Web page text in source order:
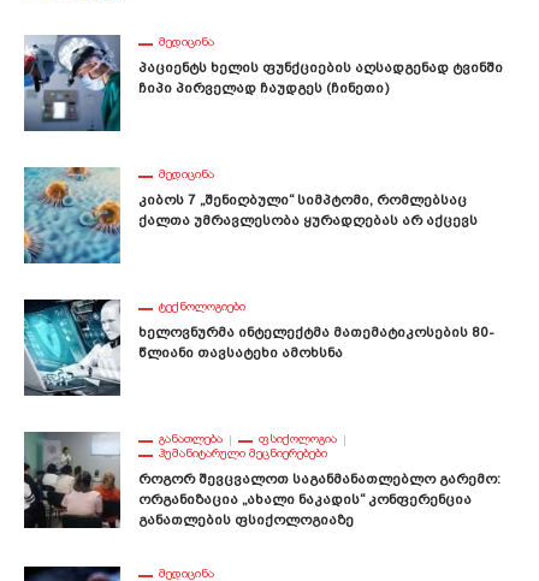
ᲛᲔᲓᲘᲪᲘᲜᲐ
Პაციენტს Ხელის Ფუნქციების Აღსადგენად Ტვინში
Ჩიპი Პირველად Ჩაუდგეს (ჩინეთი)
ᲛᲔᲓᲘᲪᲘᲜᲐ
Კიბოს 7 „შენიღბული“ Სიმპტომი, Რომლებსაც
Ქალთა Უმრავლესობა Ყურადღებას Არ Აქცევს
ᲢᲔᲥᲜᲝᲚᲝᲒᲘᲔᲑᲘ
Ხელოვნურმა Ინტელექტმა Მათემატიკოსების 80-
Წლიანი Თავსატეხი Ამოხსნა
ᲒᲐᲜᲐᲗᲚᲔᲑᲐ
ᲤᲡᲘᲥᲝᲚᲝᲒᲘᲐ
ᲰᲣᲛᲐᲜᲘᲢᲐᲠᲣᲚᲘ ᲛᲔᲪᲜᲘᲔᲠᲔᲑᲔᲑᲘ
Როგორ Შევცვალოთ Საგანმანათლებლო Გარემო:
Ორგანიზაცია „ახალი Ნაკადის“ Კონფერენცია
Განათლების Ფსიქოლოგიაზე
ᲛᲔᲓᲘᲪᲘᲜᲐ